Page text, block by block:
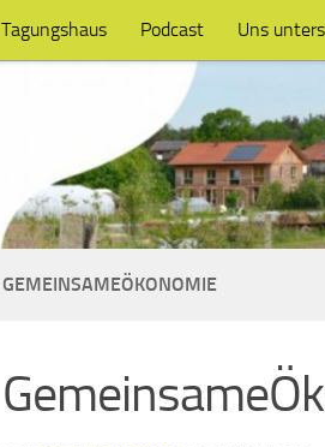
Tagungshaus Podcast Uns
GEMEINSAMEÖKONOMIE